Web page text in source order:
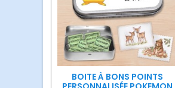
BOITE À BONS POINTS